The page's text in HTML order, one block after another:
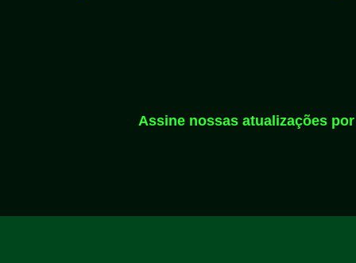
Assine nossas atualizações